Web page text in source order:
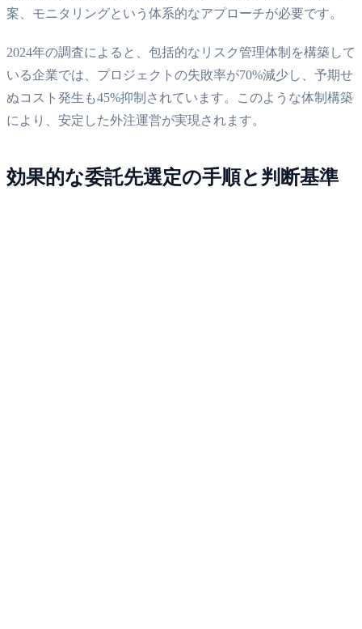
案、モニタリングという体系的なアプローチが必要です。
2024年の調査によると、包括的なリスク管理体制を構築して
いる企業では、プロジェクトの失敗率が70%減少し、予期せ
ぬコスト発生も45%抑制されています。このような体制構築
により、安定した外注運営が実現されます。
効果的な委託先選定の手順と判断基準